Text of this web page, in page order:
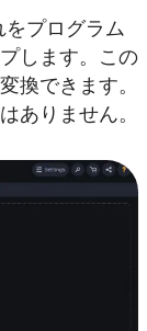
プログラム
します。この
換できます。
ありません。